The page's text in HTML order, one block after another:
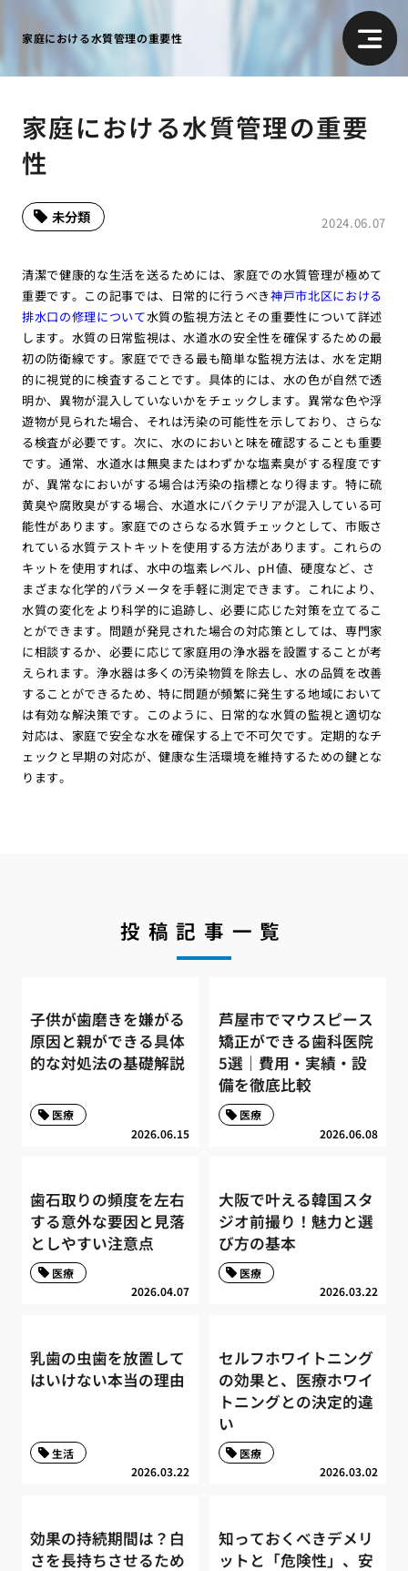
家庭における水質管理の重要性
家庭における水質管理の重要
性
2024.06.07
未分類
清潔で健康的な生活を送るためには、家庭での水質管理が極めて
重要です。この記事では、日常的に行うべき神戸市北区における
排水口の修理について水質の監視方法とその重要性について詳述
します。水質の日常監視は、水道水の安全性を確保するための最
初の防衛線です。家庭でできる最も簡単な監視方法は、水を定期
的に視覚的に検査することです。具体的には、水の色が自然で透
明か、異物が混入していないかをチェックします。異常な色や浮
遊物が見られた場合、それは汚染の可能性を示しており、さらな
る検査が必要です。次に、水のにおいと味を確認することも重要
です。通常、水道水は無臭またはわずかな塩素臭がする程度です
が、異常なにおいがする場合は汚染の指標となり得ます。特に硫
黄臭や腐敗臭がする場合、水道水にバクテリアが混入している可
能性があります。家庭でのさらなる水質チェックとして、市販さ
れている水質テストキットを使用する方法があります。これらの
キットを使用すれば、水中の塩素レベル、pH値、硬度など、さ
まざまな化学的パラメータを手軽に測定できます。これにより、
水質の変化をより科学的に追跡し、必要に応じた対策を立てるこ
とができます。問題が発見された場合の対応策としては、専門家
に相談するか、必要に応じて家庭用の浄水器を設置することが考
えられます。浄水器は多くの汚染物質を除去し、水の品質を改善
することができるため、特に問題が頻繁に発生する地域において
は有効な解決策です。このように、日常的な水質の監視と適切な
対応は、家庭で安全な水を確保する上で不可欠です。定期的なチ
ェックと早期の対応が、健康な生活環境を維持するための鍵とな
ります。
投稿記事一覧
子供が歯磨きを嫌がる
原因と親ができる具体
的な対処法の基礎解説
2026.06.15
医療
芦屋市でマウスピース
矯正ができる歯科医院
5選｜費用・実績・設
備を徹底比較
2026.06.08
医療
歯石取りの頻度を左右
する意外な要因と見落
としやすい注意点
2026.04.07
医療
大阪で叶える韓国スタ
ジオ前撮り！魅力と選
び方の基本
2026.03.22
医療
乳歯の虫歯を放置して
はいけない本当の理由
2026.03.22
生活
セルフホワイトニング
の効果と、医療ホワイ
トニングとの決定的違
い
2026.03.02
医療
効果の持続期間は？白
さを長持ちさせるため
知っておくべきデメリ
ットと「危険性」、安